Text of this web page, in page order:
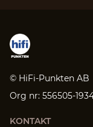
© HiFi-Punkten AB
Org nr: 556505-
KONTAKT